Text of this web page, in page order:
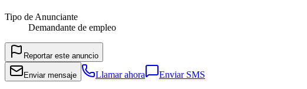
Tipo de Anunciante
Demandante de empleo
Reportar este anuncio
Enviar mensaje Llamar ahora Enviar SMS